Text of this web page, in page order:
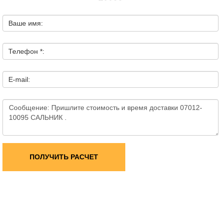
Ваше имя:
Телефон *:
E-mail:
ПОЛУЧИТЬ РАСЧЕТ